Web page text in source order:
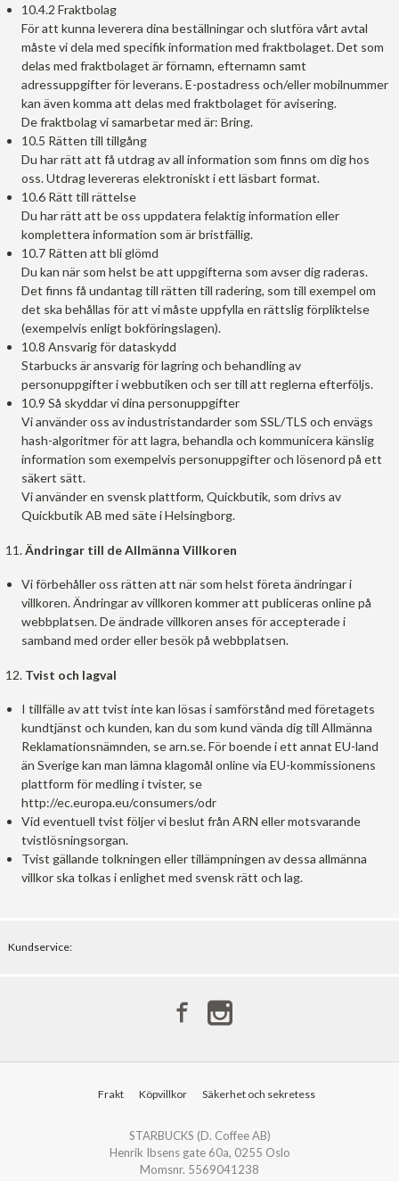
10.4.2 Fraktbolag
För att kunna leverera dina beställningar och slutföra vårt avtal
måste vi dela med specifik information med fraktbolaget. Det som
delas med fraktbolaget är förnamn, efternamn samt
adressuppgifter för leverans. E-postadress och/eller mobilnummer
kan även komma att delas med fraktbolaget för avisering.
De fraktbolag vi samarbetar med är: Bring.
10.5 Rätten till tillgång
Du har rätt att få utdrag av all information som finns om dig hos
oss. Utdrag levereras elektroniskt i ett läsbart format.
10.6 Rätt till rättelse
Du har rätt att be oss uppdatera felaktig information eller
komplettera information som är bristfällig.
10.7 Rätten att bli glömd
Du kan när som helst be att uppgifterna som avser dig raderas.
Det finns få undantag till rätten till radering, som till exempel om
det ska behållas för att vi måste uppfylla en rättslig förpliktelse
(exempelvis enligt bokföringslagen).
10.8 Ansvarig för dataskydd
Starbucks är ansvarig för lagring och behandling av
personuppgifter i webbutiken och ser till att reglerna efterföljs.
10.9 Så skyddar vi dina personuppgifter
Vi använder oss av industristandarder som SSL/TLS och envägs
hash-algoritmer för att lagra, behandla och kommunicera känslig
information som exempelvis personuppgifter och lösenord på ett
säkert sätt.
Vi använder en svensk plattform, Quickbutik, som drivs av
Quickbutik AB med säte i Helsingborg.
Ändringar till de Allmänna Villkoren
Vi förbehåller oss rätten att när som helst företa ändringar i
villkoren. Ändringar av villkoren kommer att publiceras online på
webbplatsen. De ändrade villkoren anses för accepterade i
samband med order eller besök på webbplatsen.
Tvist och lagval
I tillfälle av att tvist inte kan lösas i samförstånd med företagets
kundtjänst och kunden, kan du som kund vända dig till Allmänna
Reklamationsnämnden, se arn.se. För boende i ett annat EU-land
än Sverige kan man lämna klagomål online via EU-kommissionens
plattform för medling i tvister, se
http://ec.europa.eu/consumers/odr
Vid eventuell tvist följer vi beslut från ARN eller motsvarande
tvistlösningsorgan.
Tvist gällande tolkningen eller tillämpningen av dessa allmänna
villkor ska tolkas i enlighet med svensk rätt och lag.
Kundservice:
Frakt Köpvillkor Säkerhet och sekretess
STARBUCKS (D. Coffee AB)
Henrik Ibsens gate 60a, 0255 Oslo
Momsnr. 5569041238